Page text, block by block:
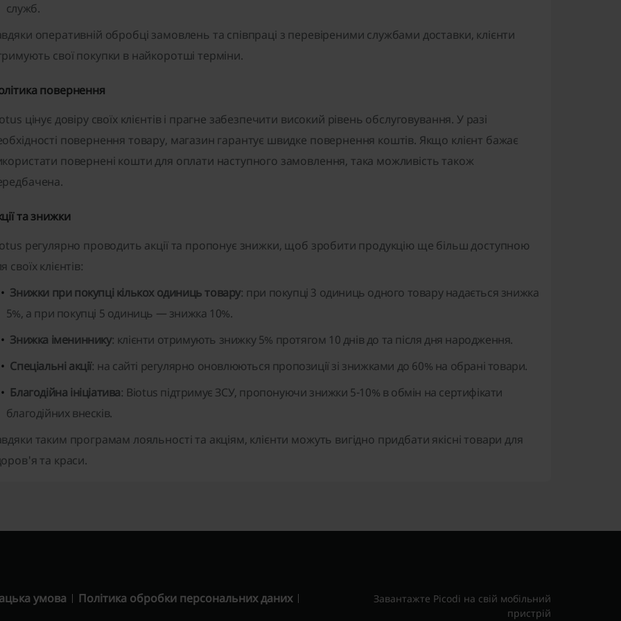
служб.
оперативній обробці замовлень та співпраці з перевіреними службами доставки, клієнти
свої покупки в найкоротші терміни.
повернення
цінує довіру своїх клієнтів і прагне забезпечити високий рівень обслуговування. У разі
повернення товару, магазин гарантує швидке повернення коштів. Якщо клієнт бажає
повернені кошти для оплати наступного замовлення, така можливість також
та знижки
регулярно проводить акції та пропонує знижки, щоб зробити продукцію ще більш доступною
своїх клієнтів:
Знижки при покупці кількох одиниць товару: при покупці 3 одиниць одного товару надається знижка
5%, а при покупці 5 одиниць — знижка 10%.
Знижка імениннику: клієнти отримують знижку 5% протягом 10 днів до та після дня народження.
Спеціальні акції: на сайті регулярно оновлюються пропозиції зі знижками до 60% на обрані товари.
Благодійна ініціатива: Biotus підтримує ЗСУ, пропонуючи знижки 5-10% в обмін на сертифікати
благодійних внесків.
таким програмам лояльності та акціям, клієнти можуть вигідно придбати якісні товари для
та краси.
умова
Політика обробки персональних даних
Завантажте Picodi на свій мобільний
пристрій